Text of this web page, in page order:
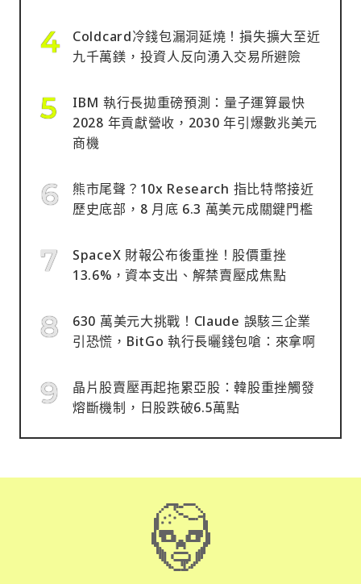
Coldcard冷錢包漏洞延燒！損失擴大至近
九千萬鎂，投資人反向湧入交易所避險
IBM 執行長拋重磅預測：量子運算最快
2028 年貢獻營收，2030 年引爆數兆美元
商機
熊市尾聲？10x Research 指比特幣接近
歷史底部，8 月底 6.3 萬美元成關鍵門檻
SpaceX 財報公布後重挫！股價重挫
13.6%，資本支出、解禁賣壓成焦點
630 萬美元大挑戰！Claude 誤駭三企業
引恐慌，BitGo 執行長曬錢包嗆：來拿啊
晶片股賣壓再起拖累亞股：韓股重挫觸發
熔斷機制，日股跌破6.5萬點